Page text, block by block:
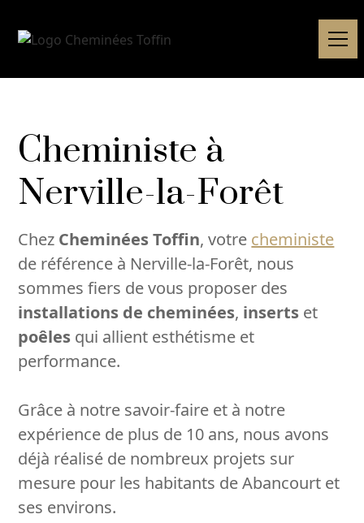
Cheministe à
Nerville-la-Forêt
Chez Cheminées Toffin, votre cheministe
de référence à Nerville-la-Forêt, nous
sommes fiers de vous proposer des
installations de cheminées, inserts et
poêles qui allient esthétisme et
performance.
Grâce à notre savoir-faire et à notre
expérience de plus de 10 ans, nous avons
déjà réalisé de nombreux projets sur
mesure pour les habitants de Abancourt et
ses environs.